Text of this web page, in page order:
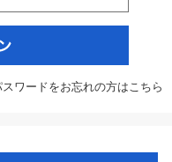
スワードをお忘れの方はこちら